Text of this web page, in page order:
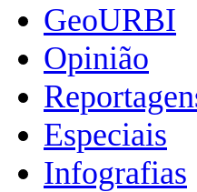
GeoURBI
Opinião
Especiais
Infografias